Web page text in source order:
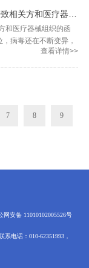
，促进医疗器械高质量
发布本届论坛具体事
组委会：本届论坛组
组委会委员单位：深
集团）有限公司、上
限公司、山东新华医
公司、东软医疗系统
（Smith &
驰医疗设备有限公
、健帆生物科技集团
海华发产业园运营管
：(1)采用线上线下结
因人数受限，线下报
、施乐辉（Smith &
疗设备有限公司、推
生物科技集团股份有
械质量管理和通用要求
医疗器械质量管理论
集征稿如下： 一. 论
管理体系符合多个国
业链融通发展，打造
3.ISO13485:2016如何
如何确保跨界企
疗器械合规程序； 9.
可基于
技术在医疗器械风险
理解和企业经验进行
的应用； 5. 综合剩余
核团队提前对企业体系
核计划，克服了疫情
。 此次见证评审由
核组对企业的环境管
进建议，CNAS评审老
排与审核效果进行了
业健康安全管理体系
将获得CNAS正式
健康安全管理体系认证
和医疗器械组织的函
病毒还在不断变异，
势有所好转，但仍复杂
疫情防控、再到迎战
断传染源，尽最大可
检查企业的区域或审
任务的被迫调整或时
带来的的不良影响，
毒疫情期间认证审核
导书等及监管部门的委
求，将千方百计与相
认证审核策划安排、
检查）时间/调整审核
查看详情>>
7 8 9
网安备 11010102005526号
系电话：010-62351993，